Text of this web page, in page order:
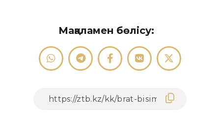
Мақаламен бөлісу: